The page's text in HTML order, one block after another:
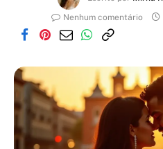
Nenhum comentário